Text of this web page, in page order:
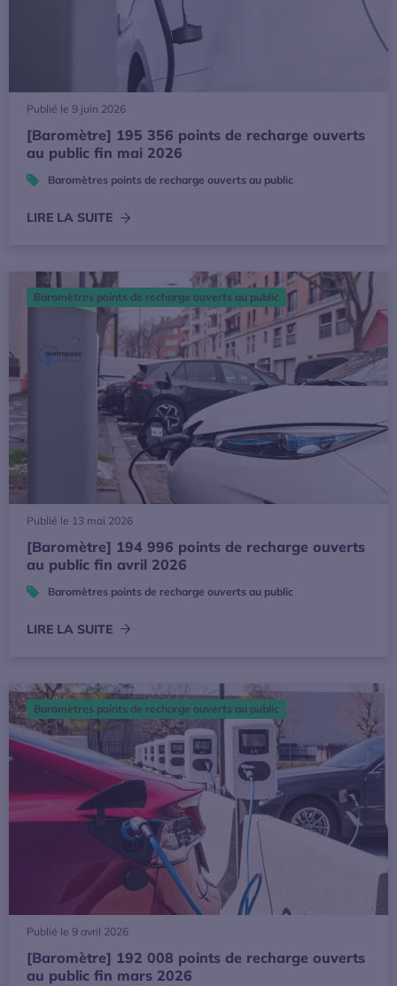
Publié le 9 juin 2026
[Baromètre] 195 356 points de recharge ouverts
au public fin mai 2026
Baromètres points de recharge ouverts au public
LIRE LA SUITE
[Baromètre] 194 996 points de recharge ouverts au
Baromètres points de recharge ouverts au public
Publié le 13 mai 2026
[Baromètre] 194 996 points de recharge ouverts
au public fin avril 2026
Baromètres points de recharge ouverts au public
LIRE LA SUITE
[Baromètre] 192 008 points de recharge ouverts au
Baromètres points de recharge ouverts au public
Publié le 9 avril 2026
[Baromètre] 192 008 points de recharge ouverts
au public fin mars 2026